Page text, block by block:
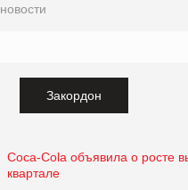
Закордон
Coca-Cola объявила о росте
квартале